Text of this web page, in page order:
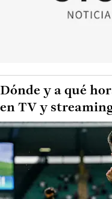
Dónde y a qué
en TV y